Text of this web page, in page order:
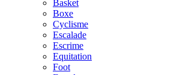
Basket
Boxe
Cyclisme
Escalade
Escrime
Equitation
Foot